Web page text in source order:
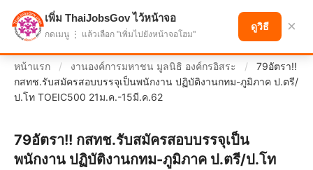
แบ่งปันโอกาส เพื่ออนาคตที่ก้าวหน้า
หน้าแรก / งานองค์การมหาชน มูลนิธิ องค์กรอิสระ /
79อัตรา!!
กสทช.รับสมัครสอบบรรจุเป็นพนักงาน ปฏิบัติงานกทม-ภูมิภาค ป.ตรี/
ป.โท TOEIC500 21ม.ค.-15มี.ค.62
79อัตรา!! กสทช.รับสมัครสอบบรรจุเป็น
พนักงาน ปฏิบัติงานกทม-ภูมิภาค ป.ตรี/ป.โท
เพิ่ม ThaiJobsGov ไว้หน้าจอ
กดเมนู ⋮ แล้วเลือก "เพิ่มไปยังหน้าจอโฮม"
ดูวิธี ×